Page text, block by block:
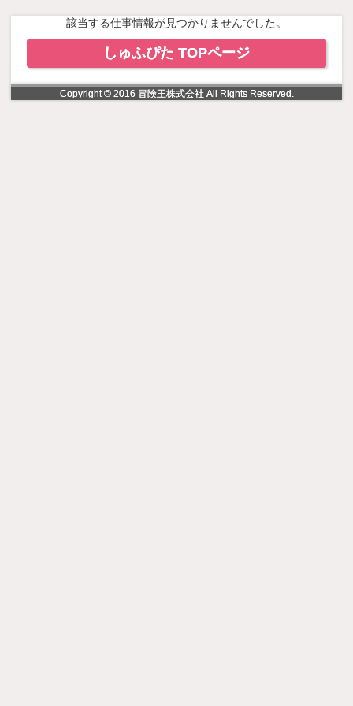
該当する仕事情報が見つかりませんでした。
しゅふぴた TOPページ
Copyright © 2016 冒険王株式会社All Rights Reserved.